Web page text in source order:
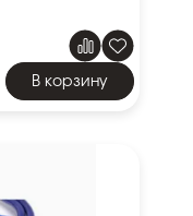
В корзину